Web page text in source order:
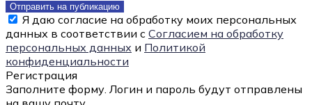
Отправить на публикацию
Я даю согласие на обработку моих персональных
данных в соответствии с Согласием на обработку
персональных данных и Политикой
конфиденциальности
Регистрация
Заполните форму. Логин и пароль будут отправлены